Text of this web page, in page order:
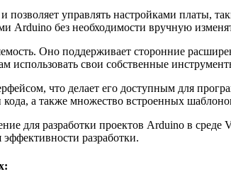
управлять настройками платы,
Arduino без необходимости вручную
Оно поддерживает сторонние
свои собственные
что делает его доступным для
а также множество встроенных
для разработки проектов Arduino в
разработки.